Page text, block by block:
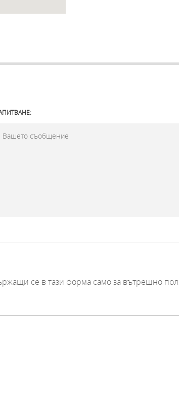
се в тази форма само за вътрешно